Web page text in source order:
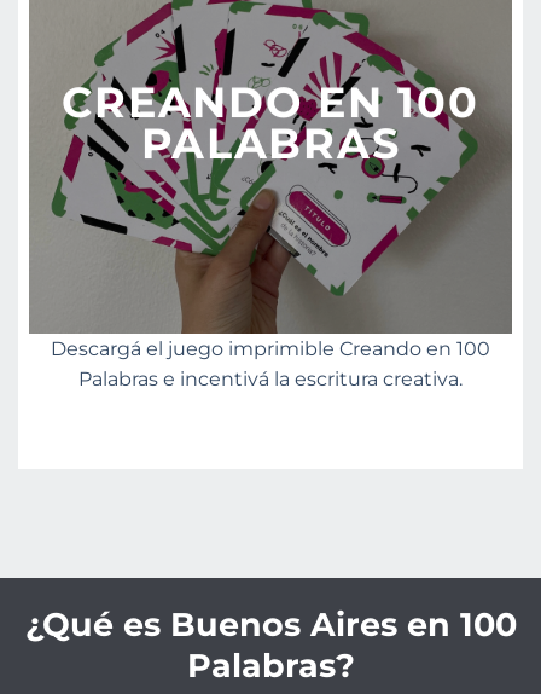
CREANDO EN 100
PALABRAS
Descargá el juego imprimible Creando en 100
Palabras e incentivá la escritura creativa.
¿Qué es Buenos Aires en 100
Palabras?